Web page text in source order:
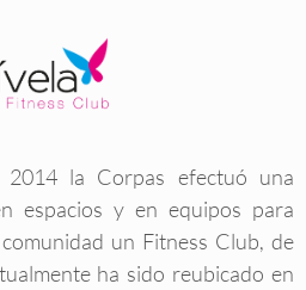
la Corpas efectuó una
espacios y en equipos para
un Fitness Club, de
ha sido reubicado en